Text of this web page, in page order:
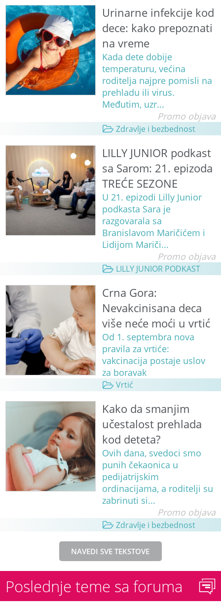
Urinarne infekcije kod
dece: kako prepoznati
na vreme
Kada dete dobije
temperaturu, većina
roditelja najpre pomisli na
prehladu ili virus.
Međutim, uzr...
Promo objava
Zdravlje i bezbednost
LILLY JUNIOR podkast
sa Sarom: 21. epizoda
TREĆE SEZONE
U 21. epizodi Lilly Junior
podkasta Sara je
razgovarala sa
Branislavom Maričićem i
Lidijom Mariči...
Promo objava
LILLY JUNIOR PODKAST
Crna Gora:
Nevakcinisana deca
više neće moći u vrtić
Od 1. septembra nova
pravila za vrtiće:
vakcinacija postaje uslov
za boravak
Vrtić
Kako da smanjim
učestalost prehlada
kod deteta?
Ovih dana, svedoci smo
punih čekaonica u
pedijatrijskim
ordinacijama, a roditelji su
zabrinuti si...
Promo objava
Zdravlje i bezbednost
NAVEDI SVE TEKSTOVE
Poslednje teme sa foruma